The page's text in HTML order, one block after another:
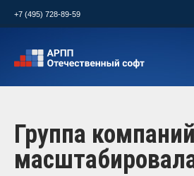
+7 (495) 728-89-59
Группа